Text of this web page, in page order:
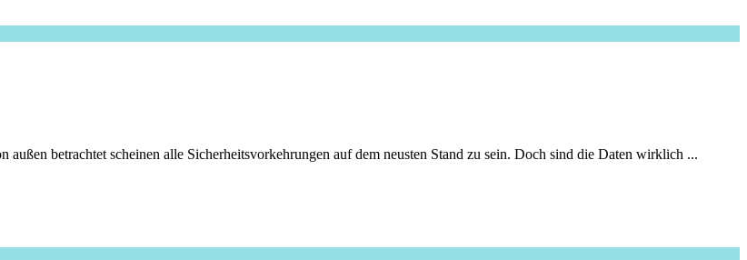
außen betrachtet scheinen alle Sicherheitsvorkehrungen auf dem neusten Stand zu sein. Doch sind die Daten wirklich ...